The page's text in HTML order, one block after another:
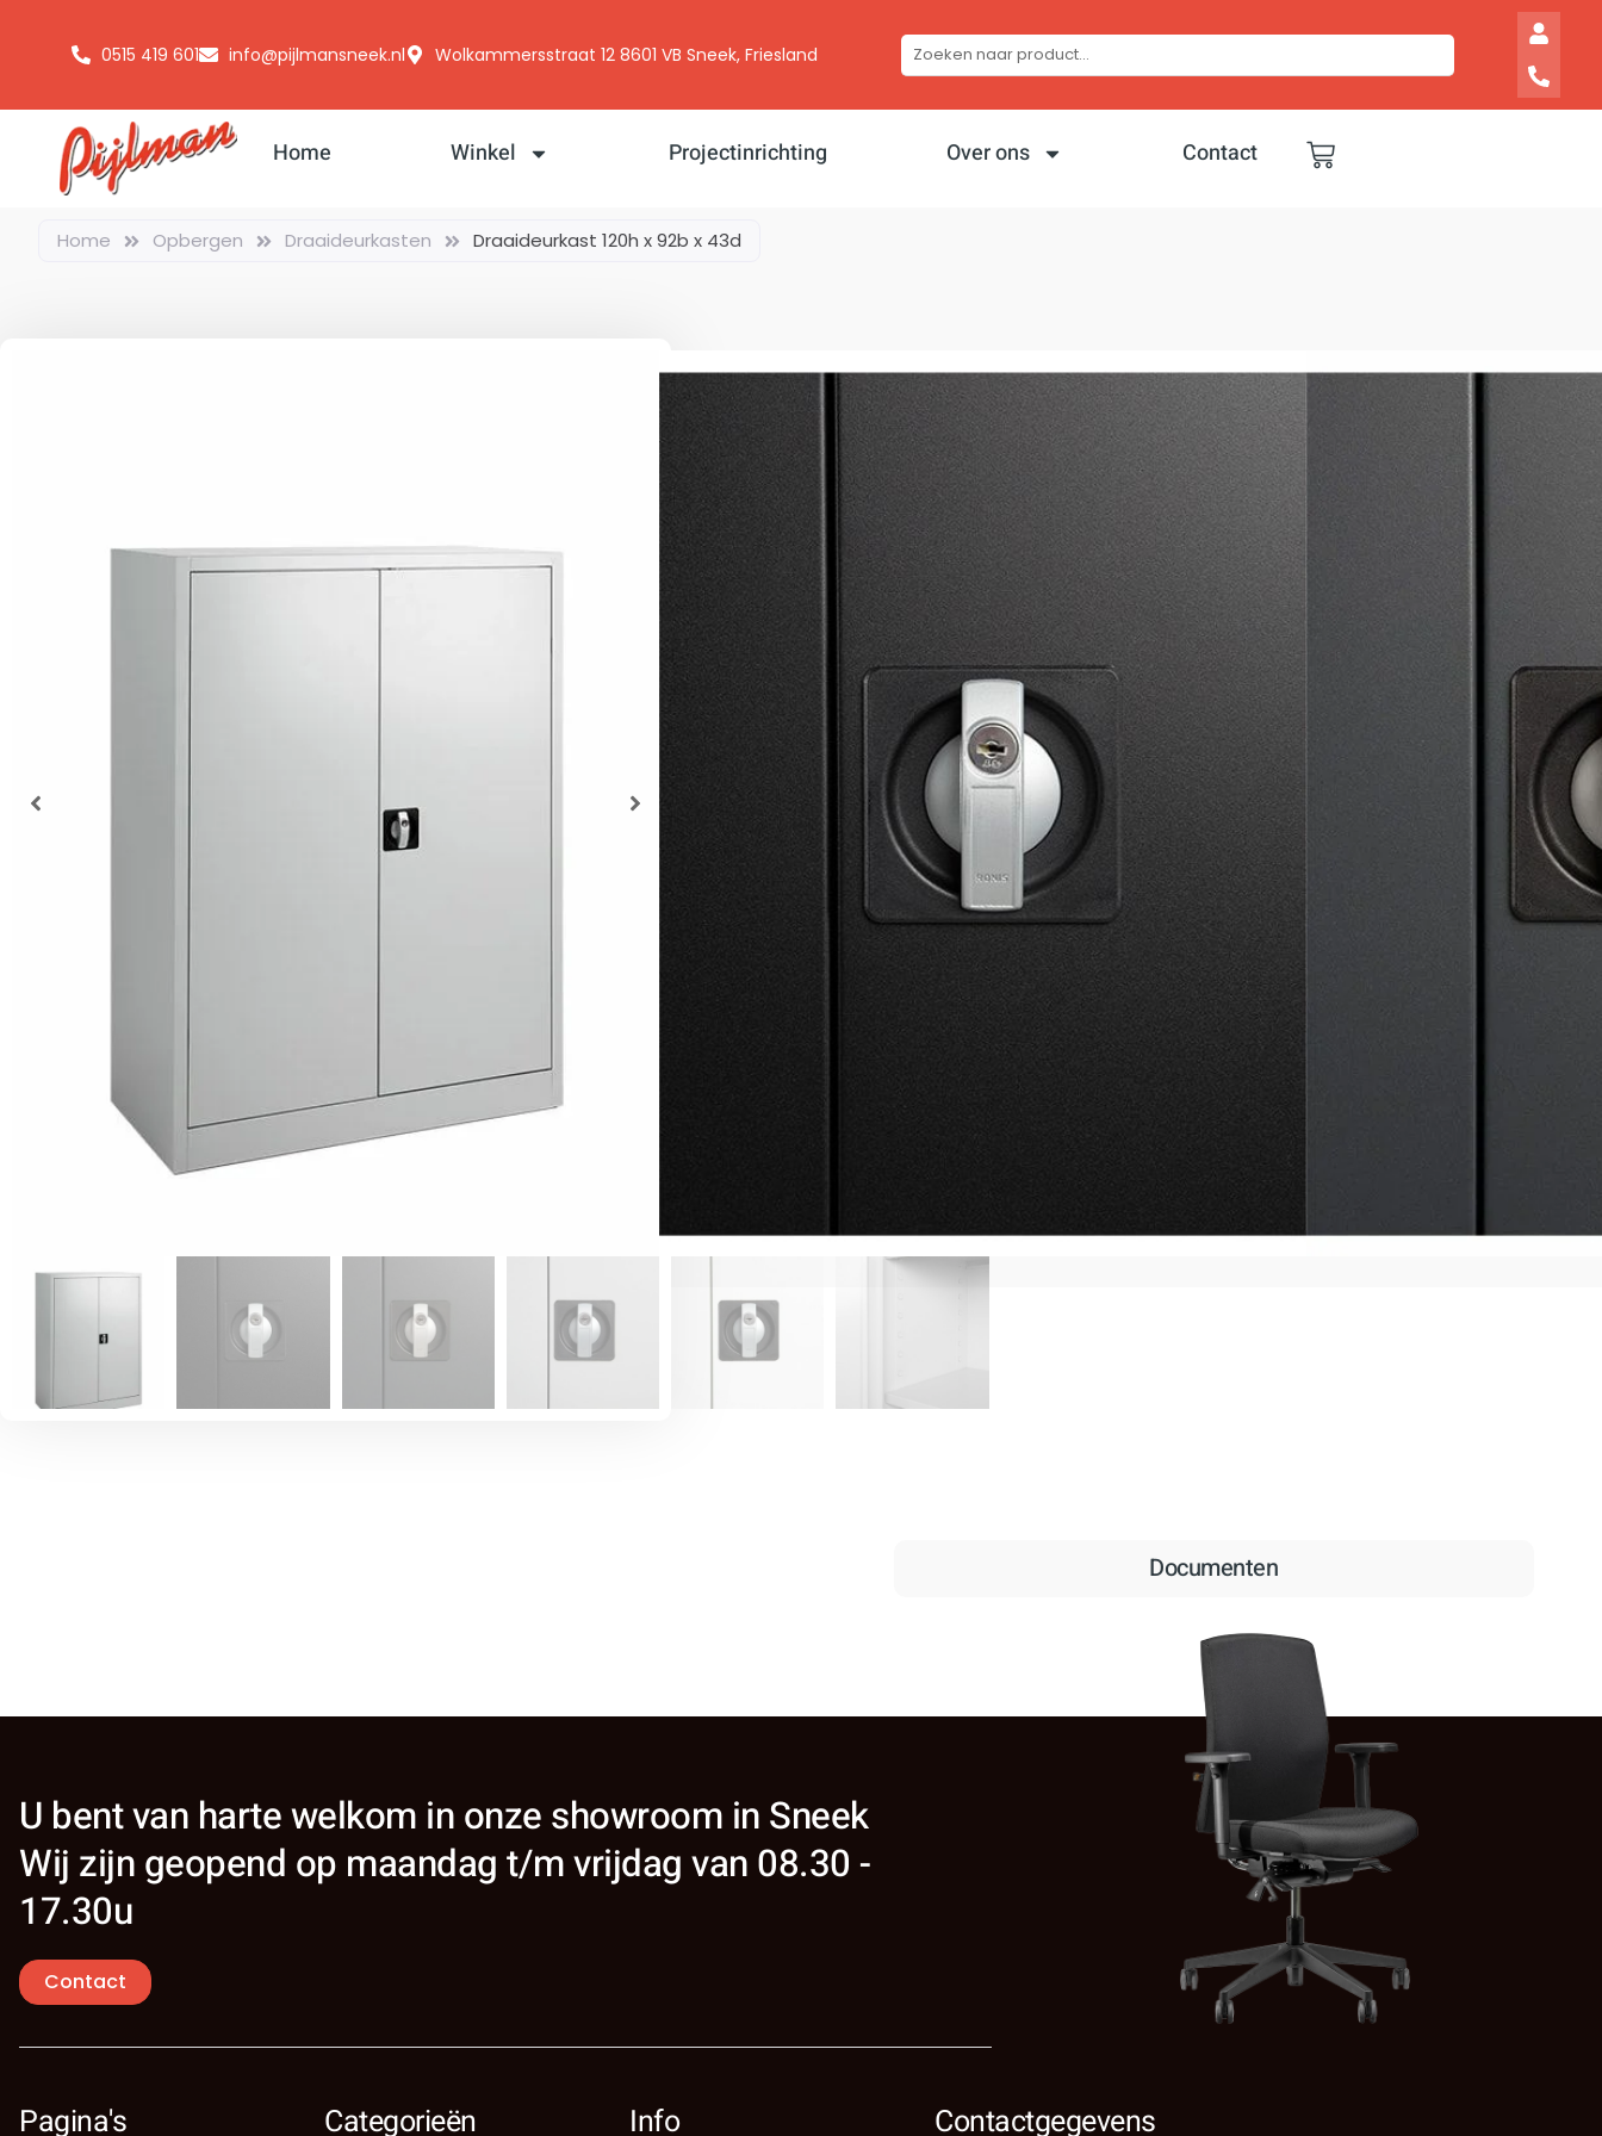
0515 419 601 info@pijlmansneek.nl Wolkammersstraat 12 8601 VB Sneek, Friesland
Home Winkel Projectinrichting Over ons Contact
Home Opbergen Draaideurkasten Draaideurkast 120h x 92b x 43d
Draaideurkast 120h x 92b x 43d
195,00ex btw
Metalen kast met epoxy lak
Afsluitbaar dmv cilinderslot (incl 2 sleutels)
Incl. 2 legborden
Extra legbord verkrijgbaar bij accessoires voor kasten
Leverbaar in: antraciet, lichtgrijs, wit en zwart
Afmetingen buitenmaat: 120 cm hoog x 92 cm breed x 43 cm diep
Kleur Kast
TOEVOEGEN AAN WINKELWAGEN
N/B
Draaideurkasten
Documenten
U bent van harte welkom in onze showroom in Sneek
Wij zijn geopend op maandag t/m vrijdag van 08.30 -
17.30u
Contact
Pagina's Categorieën Info Contactgegevens